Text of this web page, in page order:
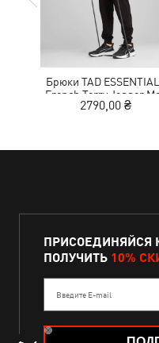
Брюки TAD
French Terry Jogger
2790,00 ₴
ПРИСОЕДИНЯЙСЯ
ПОЛУЧИТЬ 10%
Введите E-mail